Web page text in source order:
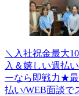
＼入社祝金最大
入＆嬉しい週払
ーなら即戦力★最
払い/WEB面談